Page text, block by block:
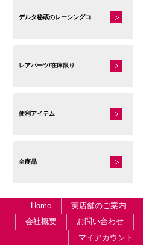
レアパーツ/在庫限り
便利アイテム
全商品
Home 実店舗のご案内
会社概要
お問い合わせ
マイアカウント